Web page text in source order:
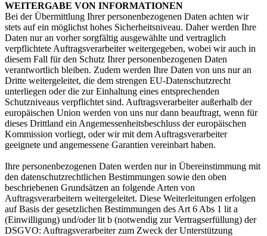
WEITERGABE VON INFORMATIONEN
Bei der Übermittlung Ihrer personenbezogenen Daten achten wir
stets auf ein möglichst hohes Sicherheitsniveau. Daher werden Ihre
Daten nur an vorher sorgfältig ausgewählte und vertraglich
verpflichtete Auftragsverarbeiter weitergegeben, wobei wir auch in
diesem Fall für den Schutz Ihrer personenbezogenen Daten
verantwortlich bleiben. Zudem werden Ihre Daten von uns nur an
Dritte weitergeleitet, die dem strengen EU-Datenschutzrecht
unterliegen oder die zur Einhaltung eines entsprechenden
Schutzniveaus verpflichtet sind. Auftragsverarbeiter außerhalb der
europäischen Union werden von uns nur dann beauftragt, wenn für
dieses Drittland ein Angemessenheitsbeschluss der europäischen
Kommission vorliegt, oder wir mit dem Auftragsverarbeiter
geeignete und angemessene Garantien vereinbart haben.
Ihre personenbezogenen Daten werden nur in Übereinstimmung mit
den datenschutzrechtlichen Bestimmungen sowie den oben
beschriebenen Grundsätzen an folgende Arten von
Auftragsverarbeitern weitergeleitet. Diese Weiterleitungen erfolgen
auf Basis der gesetzlichen Bestimmungen des Art 6 Abs 1 lit a
(Einwilligung) und/oder lit b (notwendig zur Vertragserfüllung) der
DSGVO: Auftragsverarbeiter zum Zweck der Unterstützung